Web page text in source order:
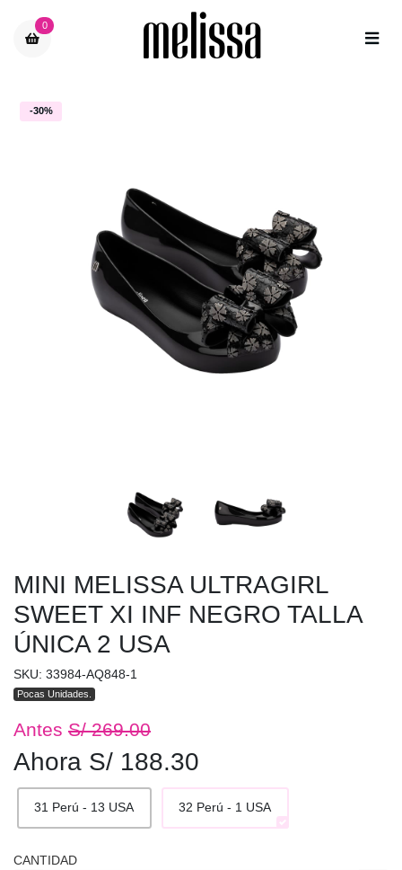
0
-30%
MINI MELISSA ULTRAGIRL
SWEET XI INF NEGRO TALLA
ÚNICA 2 USA
SKU: 33984-AQ848-1
Pocas Unidades.
Antes S/ 269.00
Ahora S/ 188.30
31 Perú - 13 USA 32 Perú - 1 USA
CANTIDAD